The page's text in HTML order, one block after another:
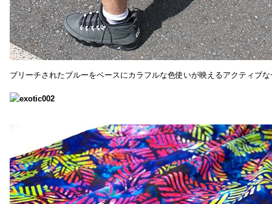
ブリーチされたブルーをベースにカラフルな色使いが映えるアクティブ